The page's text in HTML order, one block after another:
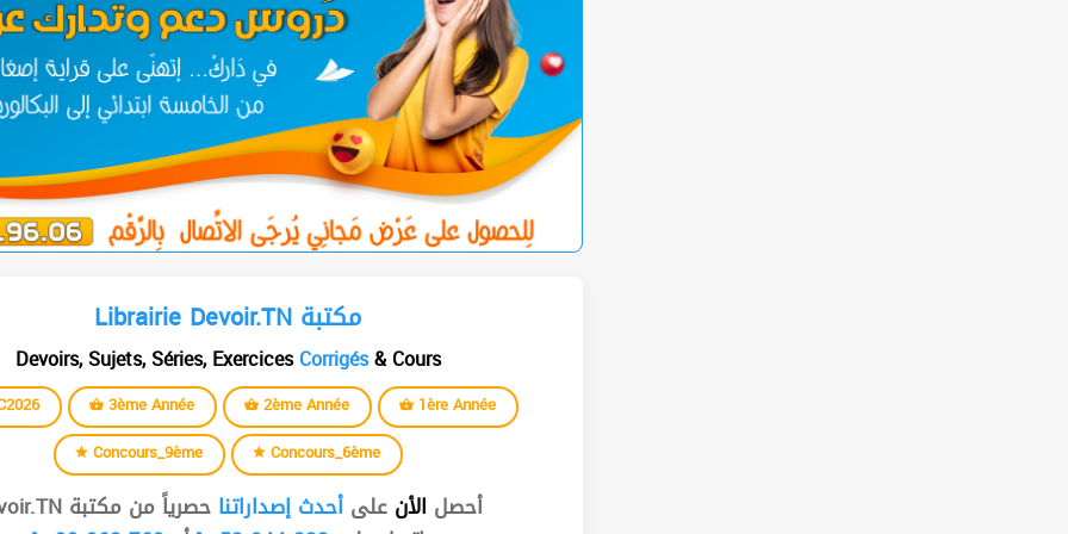
Librairie Devoir.TN مكتبة
Devoirs, Sujets, Séries, ExercicesCorrigés& Cours
3ème Année 2ème Année
1ère Année
Concours_9ème
Concours_6ème
أحصل الأن على أحدث إصداراتنا حصرياً من مكتبة Devoir.TN